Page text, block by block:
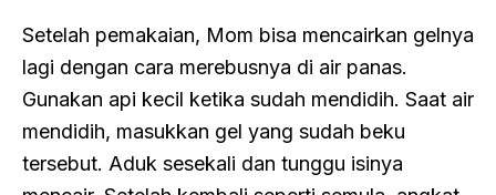
Setelah pemakaian, Mom bisa mencairkan gelnya
lagi dengan cara merebusnya di air panas.
Gunakan api kecil ketika sudah mendidih. Saat air
mendidih, masukkan gel yang sudah beku
tersebut. Aduk sesekali dan tunggu isinya